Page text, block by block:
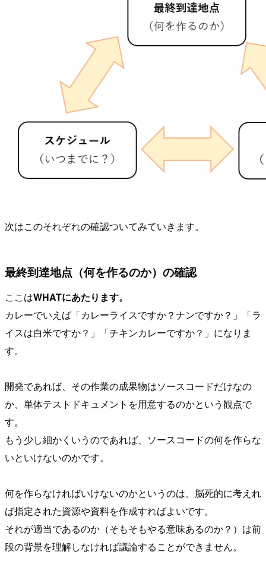
次はこのそれぞれの確認ついてみていきます。
最終到達地点（何を作るのか）の確認
ここはWHATにあたります。
カレーでいえば「カレーライスですか？ナンですか？」「ラ
イスは白米ですか？」「チキンカレーですか？」になりま
す。
開発であれば、その作業の成果物はソースコードだけなの
か、単体テストドキュメントを用意するのかという観点で
す。
もう少し細かくいうのであれば、ソースコードの何を作らな
いといけないのかです。
何を作らなければいけないのかというのは、脳死的に考えれ
ば指定された資源や資料を作成すればよいです。
それが適当であるのか（そもそもやる意味あるのか？）は前
段の背景を理解しなければ議論することができません。